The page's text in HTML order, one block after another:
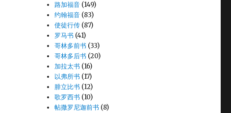
路加福音 (149)
约翰福音 (83)
使徒行传 (87)
罗马书 (41)
哥林多前书 (33)
哥林多后书 (20)
加拉太书 (16)
以弗所书 (17)
腓立比书 (12)
歌罗西书 (10)
帖撒罗尼迦前书 (8)